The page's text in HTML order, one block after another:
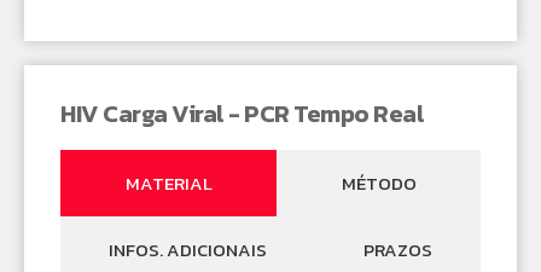
HIV Carga Viral - PCR Tempo Real
MATERIAL MÉTODO
INFOS. ADICIONAIS PRAZOS